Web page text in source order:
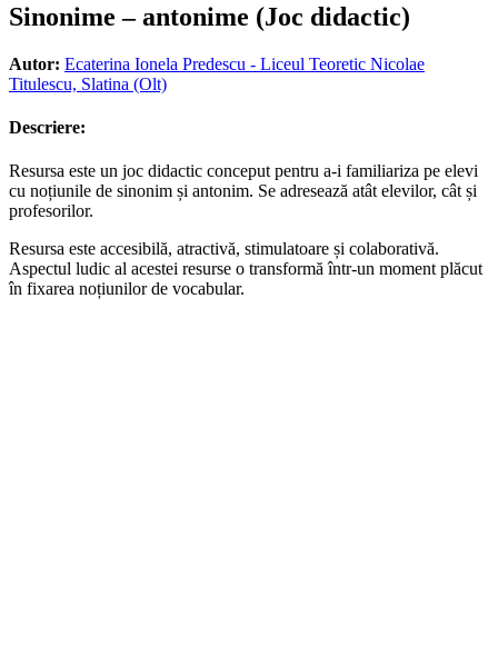
Sinonime – antonime (Joc didactic)
Autor: Ecaterina Ionela Predescu - Liceul Teoretic Nicolae
Titulescu, Slatina (Olt)
Descriere:
Resursa este un joc didactic conceput pentru a-i familiariza pe elevi
cu noțiunile de sinonim și antonim. Se adresează atât elevilor, cât și
profesorilor.
Resursa este accesibilă, atractivă, stimulatoare și colaborativă.
Aspectul ludic al acestei resurse o transformă într-un moment plăcut
în fixarea noțiunilor de vocabular.